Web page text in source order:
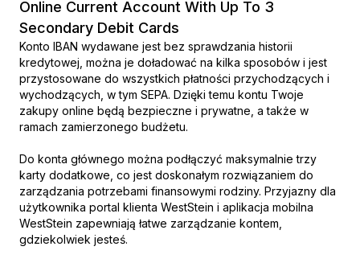
Online Current Account With Up To 3
Secondary Debit Cards
Konto IBAN wydawane jest bez sprawdzania historii
kredytowej, można je doładować na kilka sposobów i jest
przystosowane do wszystkich płatności przychodzących i
wychodzących, w tym SEPA. Dzięki temu kontu Twoje
zakupy online będą bezpieczne i prywatne, a także w
ramach zamierzonego budżetu.
Do konta głównego można podłączyć maksymalnie trzy
karty dodatkowe, co jest doskonałym rozwiązaniem do
zarządzania potrzebami finansowymi rodziny. Przyjazny dla
użytkownika portal klienta WestStein i aplikacja mobilna
WestStein zapewniają łatwe zarządzanie kontem,
gdziekolwiek jesteś.